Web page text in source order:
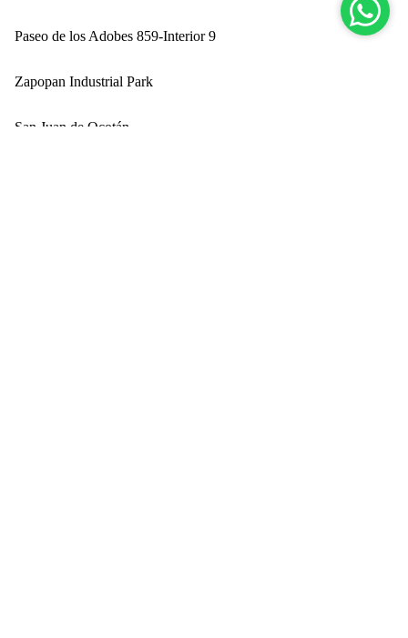
Paseo de los Adobes 859-Interior 9
Zapopan Industrial Park
San Juan de Ocotán